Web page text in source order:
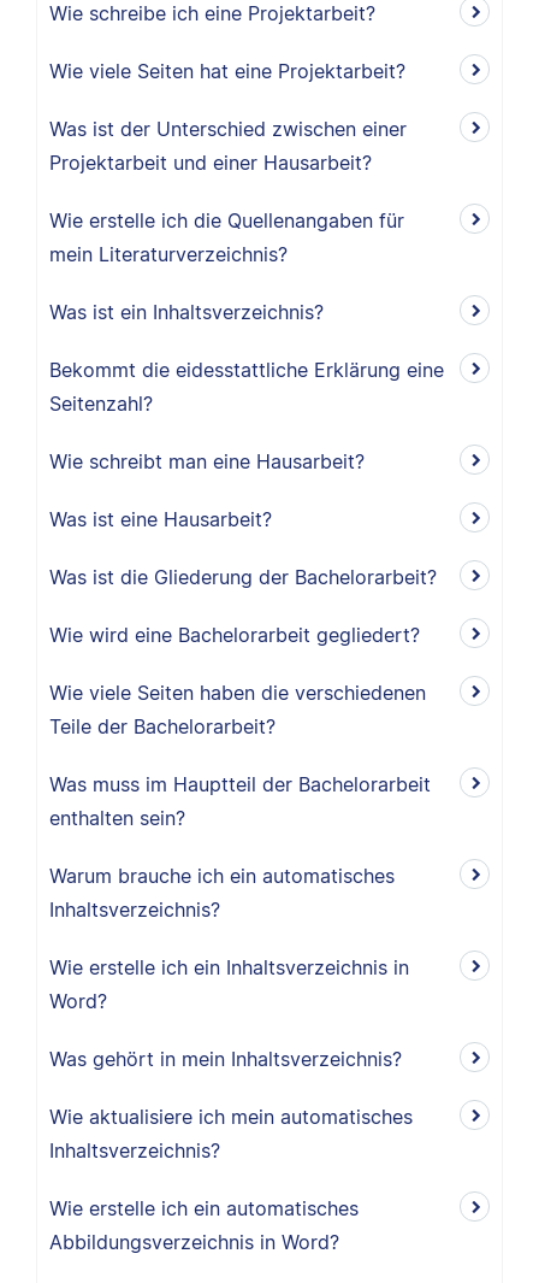
Wie schreibe ich eine Projektarbeit?
Wie viele Seiten hat eine Projektarbeit?
Was ist der Unterschied zwischen einer
Projektarbeit und einer Hausarbeit?
Wie erstelle ich die Quellenangaben für
mein Literaturverzeichnis?
Was ist ein Inhaltsverzeichnis?
Bekommt die eidesstattliche Erklärung eine
Seitenzahl?
Wie schreibt man eine Hausarbeit?
Was ist eine Hausarbeit?
Was ist die Gliederung der Bachelorarbeit?
Wie wird eine Bachelorarbeit gegliedert?
Wie viele Seiten haben die verschiedenen
Teile der Bachelorarbeit?
Was muss im Hauptteil der Bachelorarbeit
enthalten sein?
Warum brauche ich ein automatisches
Inhaltsverzeichnis?
Wie erstelle ich ein Inhaltsverzeichnis in
Word?
Was gehört in mein Inhaltsverzeichnis?
Wie aktualisiere ich mein automatisches
Inhaltsverzeichnis?
Wie erstelle ich ein automatisches
Abbildungsverzeichnis in Word?